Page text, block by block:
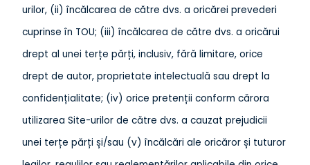
urilor, (ii) încălcarea de către dvs. a oricărei prevederi
cuprinse în TOU; (iii) încălcarea de către dvs. a oricărui
drept al unei terțe părți, inclusiv, fără limitare, orice
drept de autor, proprietate intelectuală sau drept la
confidențialitate; (iv) orice pretenții conform cărora
utilizarea Site-urilor de către dvs. a cauzat prejudicii
unei terțe părți și/sau (v) încălcări ale oricăror și tuturor